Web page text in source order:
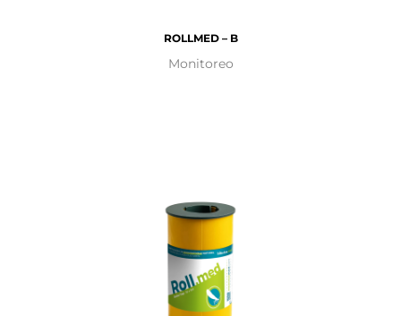
ROLLMED – B
Monitoreo